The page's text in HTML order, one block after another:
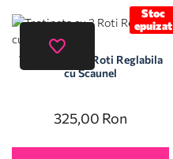
Stoc
epuizat
Trotineta cu 3 Roti Reglabila
cu Scaunel
325,00 Ron